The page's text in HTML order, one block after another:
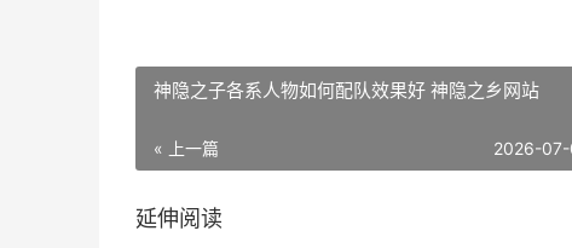
神隐之子各系人物如何配队效果好 神隐之乡网站
« 上一篇 2026-
延伸阅读